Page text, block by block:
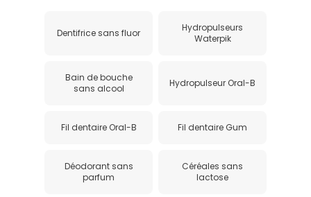
Dentifrice sans fluor
Hydropulseurs
Waterpik
Bain de bouche
sans alcool
Hydropulseur Oral-B
Fil dentaire Oral-B Fil dentaire Gum
Déodorant sans
parfum
Céréales sans
lactose